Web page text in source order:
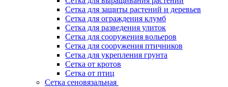
Сетка для защиты растений и деревьев
Сетка для ограждения клумб
Сетка для разведения улиток
Сетка для сооружения вольеров
Сетка для сооружения птичников
Сетка для укрепления грунта
Сетка от кротов
Сетка от птиц
Сетка сеновязальная